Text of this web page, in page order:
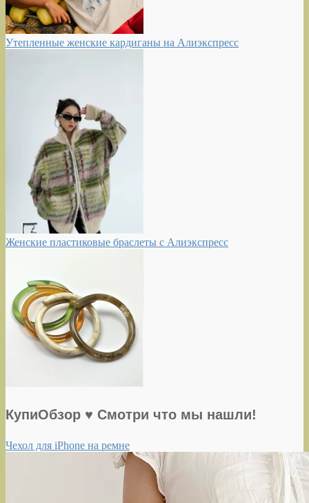
Утепленные женские кардиганы на Алиэкспресс
Женские пластиковые браслеты с Алиэкспресс
КупиОбзор ♥ Смотри что мы нашли!
Чехол для iPhone на ремне